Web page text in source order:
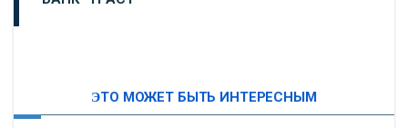
ЭТО МОЖЕТ БЫТЬ ИНТЕРЕСНЫМ